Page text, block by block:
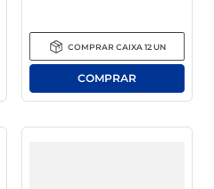
COMPRAR CAIXA 12UN